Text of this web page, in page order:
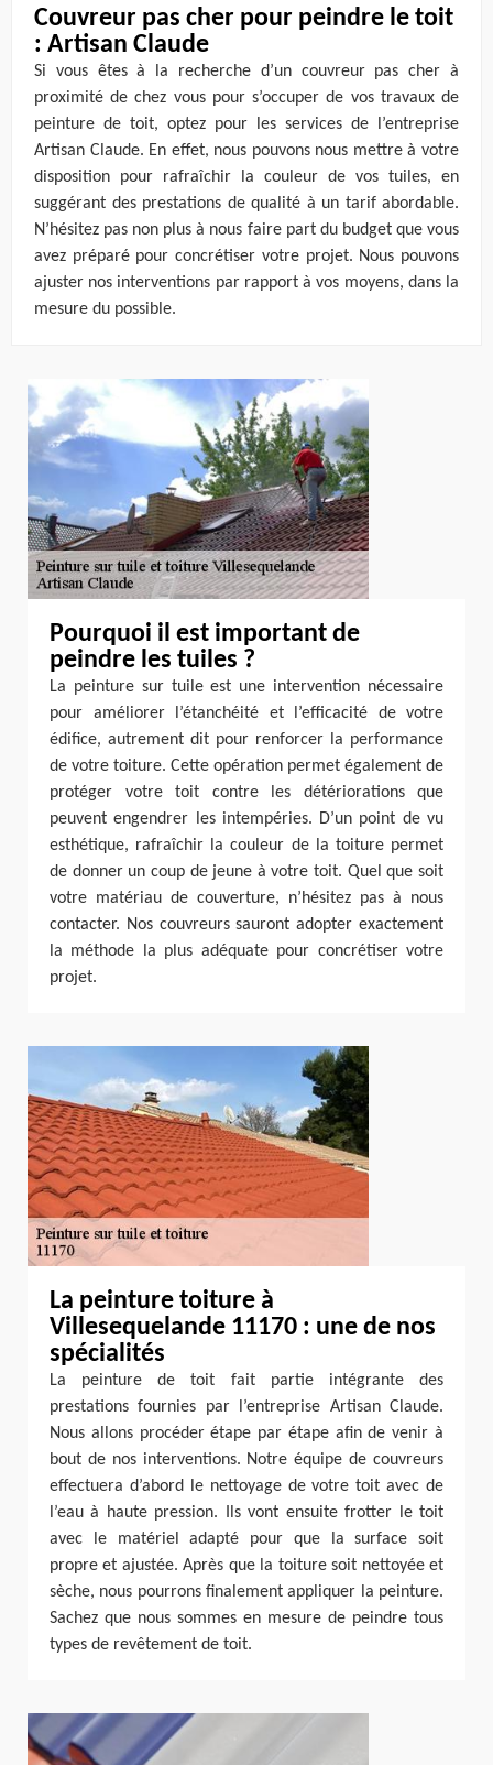
Couvreur pas cher pour peindre le toit
: Artisan Claude
Si vous êtes à la recherche d’un couvreur pas cher à
proximité de chez vous pour s’occuper de vos travaux de
peinture de toit, optez pour les services de l’entreprise
Artisan Claude. En effet, nous pouvons nous mettre à votre
disposition pour rafraîchir la couleur de vos tuiles, en
suggérant des prestations de qualité à un tarif abordable.
N’hésitez pas non plus à nous faire part du budget que vous
avez préparé pour concrétiser votre projet. Nous pouvons
ajuster nos interventions par rapport à vos moyens, dans la
mesure du possible.
Pourquoi il est important de
peindre les tuiles ?
La peinture sur tuile est une intervention nécessaire
pour améliorer l’étanchéité et l’efficacité de votre
édifice, autrement dit pour renforcer la performance
de votre toiture. Cette opération permet également de
protéger votre toit contre les détériorations que
peuvent engendrer les intempéries. D’un point de vu
esthétique, rafraîchir la couleur de la toiture permet
de donner un coup de jeune à votre toit. Quel que soit
votre matériau de couverture, n’hésitez pas à nous
contacter. Nos couvreurs sauront adopter exactement
la méthode la plus adéquate pour concrétiser votre
projet.
La peinture toiture à
Villesequelande 11170 : une de nos
spécialités
La peinture de toit fait partie intégrante des
prestations fournies par l’entreprise Artisan Claude.
Nous allons procéder étape par étape afin de venir à
bout de nos interventions. Notre équipe de couvreurs
effectuera d’abord le nettoyage de votre toit avec de
l’eau à haute pression. Ils vont ensuite frotter le toit
avec le matériel adapté pour que la surface soit
propre et ajustée. Après que la toiture soit nettoyée et
sèche, nous pourrons finalement appliquer la peinture.
Sachez que nous sommes en mesure de peindre tous
types de revêtement de toit.